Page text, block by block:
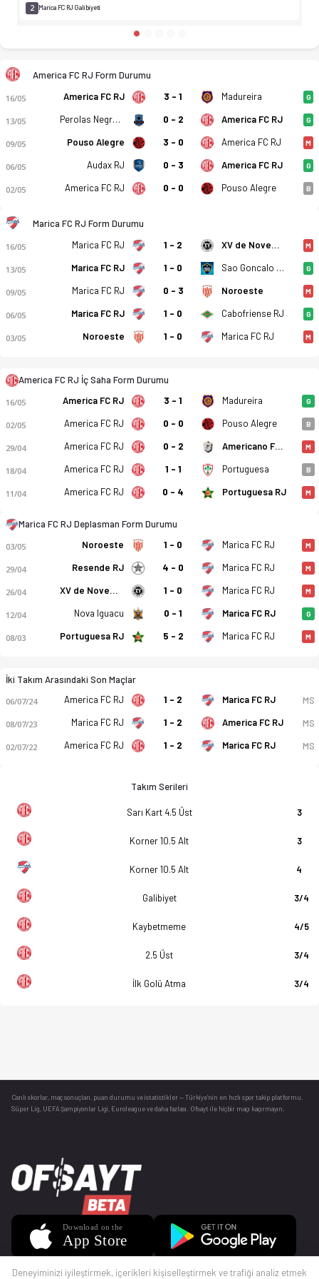
America FC RJ - Marica FC RJ 0-1 bitti. Gol anları, kadro,
2 Marica FC RJ Galibiyeti
America FC RJ Form Durumu
16/05 America FC RJ 3 - 1 Madureira G
13/05 Perolas Negras - Haiti 0 - 2 America FC RJ G
09/05 Pouso Alegre 3 - 0 America FC RJ M
06/05 Audax RJ 0 - 3 America FC RJ G
02/05 America FC RJ 0 - 0 Pouso Alegre B
Marica FC RJ Form Durumu
16/05 Marica FC RJ 1 - 2 XV de Novembro M
13/05 Marica FC RJ 1 - 0 Sao Goncalo EC RJ G
09/05 Marica FC RJ 0 - 3 Noroeste M
06/05 Marica FC RJ 1 - 0 Cabofriense RJ G
03/05 Noroeste 1 - 0 Marica FC RJ M
America FC RJ İç Saha Form Durumu
16/05 America FC RJ 3 - 1 Madureira G
02/05 America FC RJ 0 - 0 Pouso Alegre B
29/04 America FC RJ 0 - 2 Americano FC RJ M
18/04 America FC RJ 1 - 1 Portuguesa B
11/04 America FC RJ 0 - 4 Portuguesa RJ M
Marica FC RJ Deplasman Form Durumu
03/05 Noroeste 1 - 0 Marica FC RJ M
29/04 Resende RJ 4 - 0 Marica FC RJ M
26/04 XV de Novembro 1 - 0 Marica FC RJ M
12/04 Nova Iguacu 0 - 1 Marica FC RJ G
08/03 Portuguesa RJ 5 - 2 Marica FC RJ M
İki Takım Arasındaki Son Maçlar
06/07/24 America FC RJ 1 - 2 Marica FC RJ MS
08/07/23 Marica FC RJ 1 - 2 America FC RJ MS
02/07/22 America FC RJ 1 - 2 Marica FC RJ MS
Takım Serileri
Sarı Kart 4.5 Üst 3
Korner 10.5 Alt 3
Korner 10.5 Alt 4
Galibiyet 3/4
Kaybetmeme 4/5
2.5 Üst 3/4
İlk Golü Atma 3/4
Canlı skorlar , maç sonuçları, puan durumu ve istatistikler — Türkiye’nin en hızlı spor takip platformu.
Süper Lig, UEFA Şampiyonlar Ligi, Euroleague ve daha fazlası. Ofsayt ile hiçbir maçı kaçırmayın.
Deneyiminizi iyileştirmek, içerikleri kişiselleştirmek ve trafiği analiz etmek